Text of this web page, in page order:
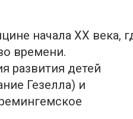
начала XX века,
времени.
развития детей
Гезелла) и